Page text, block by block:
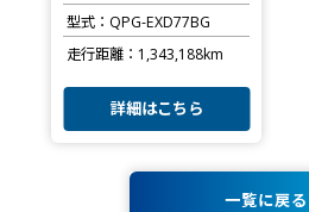
型式
QPG-EXD77BG
走行距離
1,343,188km
詳細はこちら
一覧に戻る